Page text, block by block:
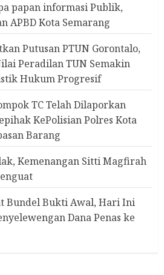
papan informasi Publik,
APBD Kota Semarang
Putusan PTUN Gorontalo,
Peradilan TUN Semakin
Hukum Progresif
TC Telah Dilaporkan
KePolisian Polres Kota
Barang
Kemenangan Sitti Magfirah
Bundel Bukti Awal, Hari Ini
Dana Penas ke